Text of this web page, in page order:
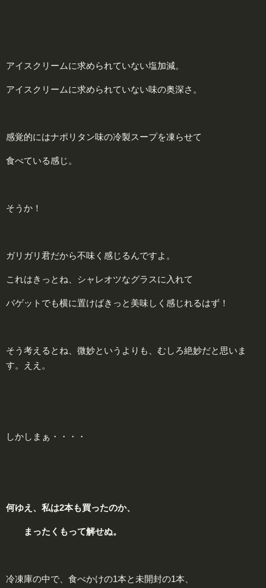
アイスクリームに求められていない塩加減。
アイスクリームに求められていない味の奥深さ。
感覚的にはナポリタン味の冷製スープを凍らせて
食べている感じ。
そうか！
ガリガリ君だから不味く感じるんですよ。
これはきっとね、シャレオツなグラスに入れて
バゲットでも横に置けばきっと美味しく感じれるはず！
そう考えるとね、微妙というよりも、むしろ絶妙だと思いま
す。ええ。
しかしまぁ・・・・
何ゆえ、私は2本も買ったのか、
まったくもって解せぬ。
冷凍庫の中で、食べかけの1本と未開封の1本、